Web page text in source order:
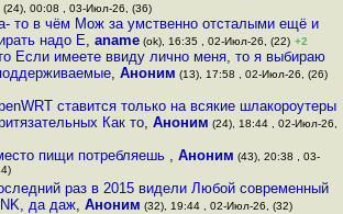
(24), 00:08 , 03-Июл-26, (36)
то в чём Мож за умственно отсталыми ещё и
надо Е,aname (ok), 16:35 , 02-Июл-26, (22) +2
Если имеете ввиду лично меня, то я выбираю
, Аноним (13), 17:58 , 02-Июл-26, (26)
ставится только на всякие шлакороутеры
Как то, Аноним (24), 18:44 , 02-Июл-26,
пищи потребляешь , Аноним (43), 20:38 , 03-
раз в 2015 видели Любой современный
да даж,Аноним (32), 19:44 , 02-Июл-26, (32)